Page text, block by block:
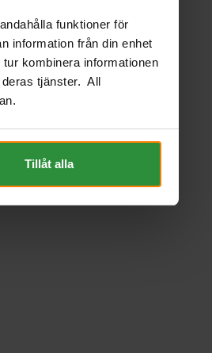
funktioner för
information från din enhet
kombinera informationen
tjänster. All
Tillåt alla